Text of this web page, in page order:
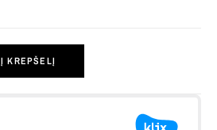
Į KREPŠELĮ